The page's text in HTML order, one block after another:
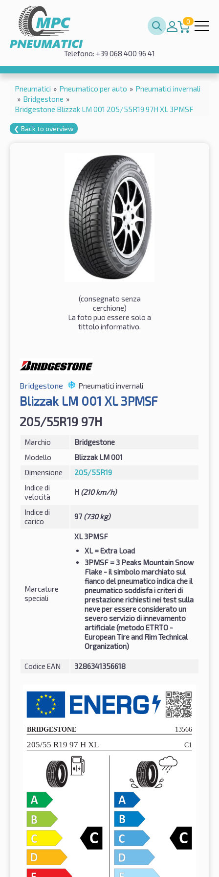
0
Telefono: +39 068 400 96 41
Pneumatici » Pneumatico per auto » Pneumatici invernali
» Bridgestone »
Bridgestone Blizzak LM 001 205/55R19 97H XL 3PMSF
❮ Back to overview
(consegnato senza
cerchione)
La foto puo essere solo a
tittolo informativo.
Bridgestone Pneumatici invernali
Blizzak LM 001 XL 3PMSF
205/55R19 97H
Marchio
Bridgestone
Modello
Blizzak LM 001
Dimensione
205/55R19
Indice di
velocità
H (210 km/h)
Indice di
carico
97 (730 kg)
Marcature
speciali
XL 3PMSF
XL= Extra Load
3PMSF = 3 Peaks Mountain Snow
Flake - il simbolo marchiato sul
fianco del pneumatico indica che il
pneumatico soddisfa i criteri di
prestazione richiesti nei test sulla
neve per essere considerato un
severo servizio di innevamento
artificiale (metodo ETRTO -
European Tire and Rim Technical
Organization)
Codice EAN 3286341356618